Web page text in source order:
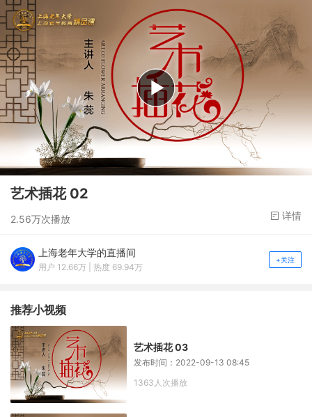
艺术插花 02
2.56万次播放 详情
上海老年大学的直播间
用户 12.66万 | 热度 69.94万
+关注
推荐小视频
艺术插花 03
发布时间：2022-09-13 08:45
1363人次播放